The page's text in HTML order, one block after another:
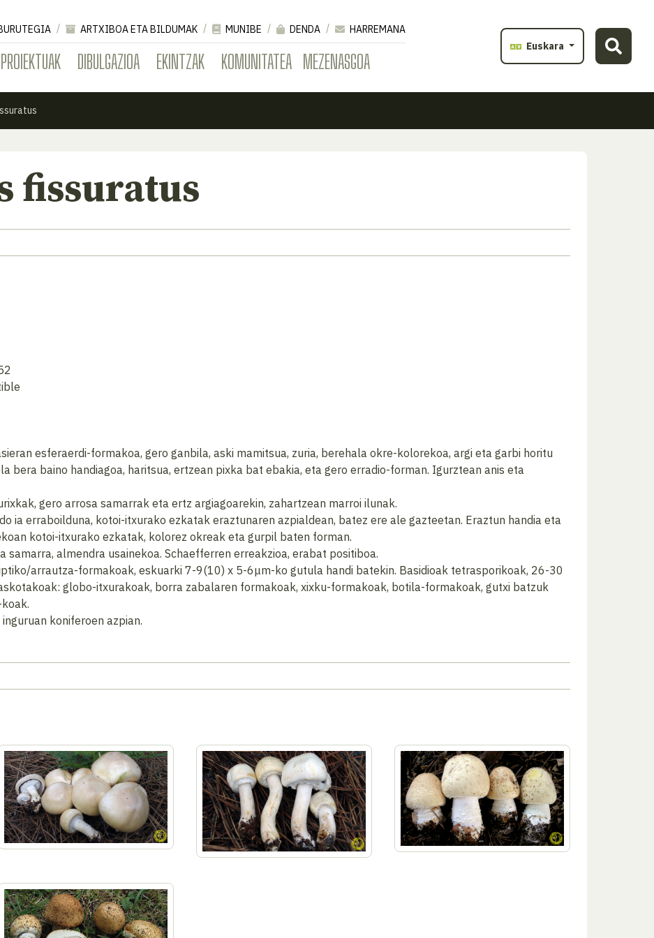
PROIEKTUAK DIBULGAZIOA EKINTZAK KOMUNITATEA MEZENASGOA
ARTXIBOA ETA BILDUMAK MUNIBE DENDA
HARREMANA
Euskara
fissuratus
esferaerdi-formakoa, gero ganbila, aski mamitsua, zuria, berehala okre-kolorekoa, argi eta garbi horitu
bera baino handiagoa, haritsua, ertzean pixka bat ebakia, eta gero erradio-forman. Igurztean anis eta
gero arrosa samarrak eta ertz argiagoarekin, zahartzean marroi ilunak.
ia erraboilduna, kotoi-itxurako ezkatak eraztunaren azpialdean, batez ere ale gazteetan. Eraztun handia eta
kotoi-itxurako ezkatak, kolorez okreak eta gurpil baten forman.
samarra, almendra usainekoa. Schaefferren erreakzioa, erabat positiboa.
arrautza-formakoak, eskuarki 7-9(10) x 5-6μm-ko gutula handi batekin. Basidioak tetrasporikoak, 26-30
globo-itxurakoak, borra zabalaren formakoak, xixku-formakoak, botila-formakoak, gutxi batzuk
koniferoen azpian.